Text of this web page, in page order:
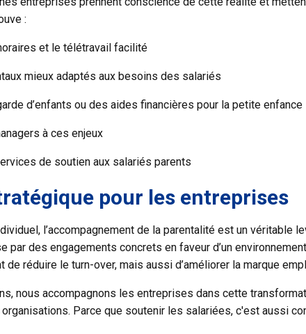
:
et le télétravail facilité
mieux adaptés aux besoins des salariés
d’enfants ou des aides financières pour la petite enfance
à ces enjeux
de soutien aux salariés parents
pour les entreprises
l’accompagnement de la parentalité est un
par des engagements concrets en faveur d’un
de réduire le turn-over, mais aussi d’améliorer la marque
nous accompagnons les entreprises dans cette
Parce que soutenir les salariées, c'est aussi